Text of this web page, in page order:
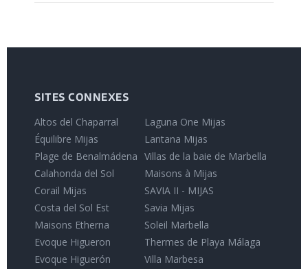
SITES CONNEXES
Altos del Chaparral
Équilibre Mijas
Plage de Benalmádena
Calahonda del Sol
Corail Mijas
Costa del Sol Est
Maisons Etherna
Evoque Higueron
Evoque Higuerón
Laguna One Mijas
Lantana Mijas
Villas de la baie de Marbella
Maisons à Mijas
SAVIA II - MIJAS
Savia Mijas
Soleil Marbella
Thermes de Playa Málaga
Villa Marbesa